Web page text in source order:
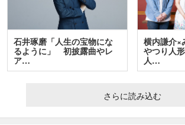
石井琢磨「人生の宝物にな
るように」 初披露曲やレ
ア…
横内謙介×
やつり人
人…
さらに読み込む